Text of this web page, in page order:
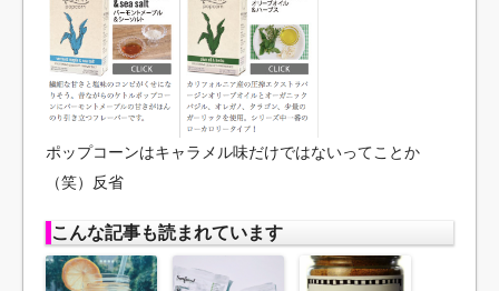
ポップコーンはキャラメル味だけではないってことか
（笑）反省
こんな記事も読まれています